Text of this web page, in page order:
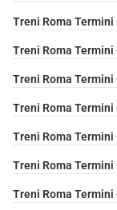
Treni Roma
Treni Roma
Treni Roma Termini
Treni Roma Termini
Treni Roma Termini
Treni Roma Termini
Treni Roma Termini